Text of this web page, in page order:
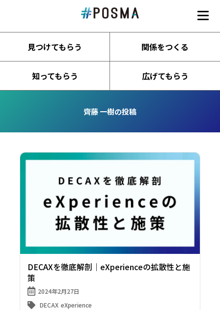
見つけてもらう 関係をつくる
知ってもらう 広げてもらう
齊藤 一樹の投稿
DECAXを徹底解剖｜eXperienceの拡散性と施
策
2024年2月27日
DECAX eXperience